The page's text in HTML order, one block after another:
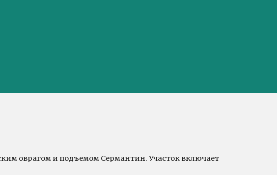
оврагом и подъемом Сермантин. Участок включает